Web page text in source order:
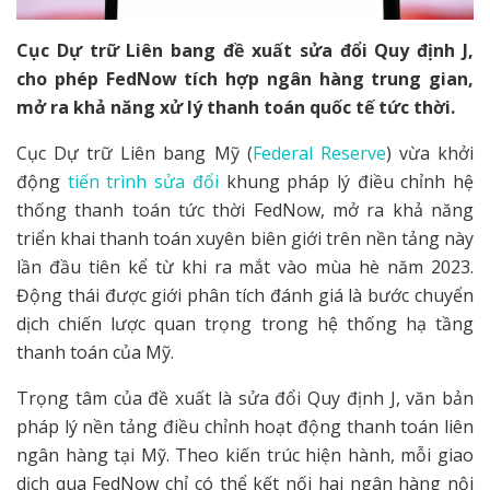
Cục Dự trữ Liên bang đề xuất sửa đổi Quy định J,
cho phép FedNow tích hợp ngân hàng trung gian,
mở ra khả năng xử lý thanh toán quốc tế tức thời.
Cục Dự trữ Liên bang Mỹ (Federal Reserve) vừa khởi
động tiến trình sửa đổi khung pháp lý điều chỉnh hệ
thống thanh toán tức thời FedNow, mở ra khả năng
triển khai thanh toán xuyên biên giới trên nền tảng này
lần đầu tiên kể từ khi ra mắt vào mùa hè năm 2023.
Động thái được giới phân tích đánh giá là bước chuyển
dịch chiến lược quan trọng trong hệ thống hạ tầng
thanh toán của Mỹ.
Trọng tâm của đề xuất là sửa đổi Quy định J, văn bản
pháp lý nền tảng điều chỉnh hoạt động thanh toán liên
ngân hàng tại Mỹ. Theo kiến trúc hiện hành, mỗi giao
dịch qua FedNow chỉ có thể kết nối hai ngân hàng nội